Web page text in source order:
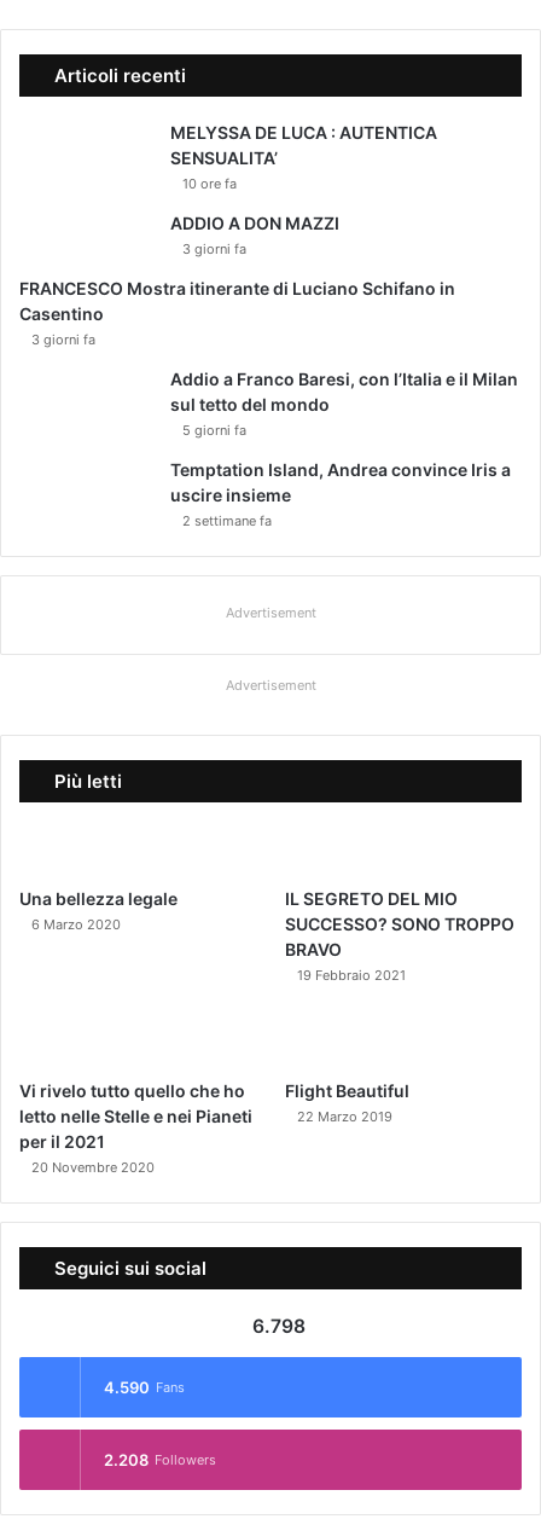
Articoli recenti
MELYSSA DE LUCA : AUTENTICA
SENSUALITA’
10 ore fa
ADDIO A DON MAZZI
3 giorni fa
FRANCESCO Mostra itinerante di Luciano Schifano in
Casentino
3 giorni fa
Addio a Franco Baresi, con l’Italia e il Milan
sul tetto del mondo
5 giorni fa
Temptation Island, Andrea convince Iris a
uscire insieme
2 settimane fa
Advertisement
Advertisement
Più letti
Una bellezza legale
6 Marzo 2020
IL SEGRETO DEL MIO
SUCCESSO? SONO TROPPO
BRAVO
19 Febbraio 2021
Vi rivelo tutto quello che ho
letto nelle Stelle e nei Pianeti
per il 2021
20 Novembre 2020
Flight Beautiful
22 Marzo 2019
Seguici sui social
6.798
4.590 Fans
2.208 Followers